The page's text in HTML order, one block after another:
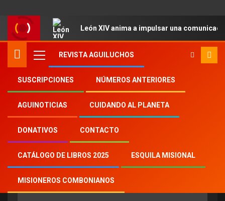
León XIV anima a impulsar una
REVISTA AGUILUCHOS
SUSCRIPCIONES NÚMEROS ANTERIORES
AGUINOTICIAS CUIDANDO AL PLANETA
DONATIVOS CONTACTO
CATÁLOGO DE LIBROS 2025 ESQUILA MISIONAL
MISIONEROS COMBONIANOS
Inicio Aguinoticias beata
beata